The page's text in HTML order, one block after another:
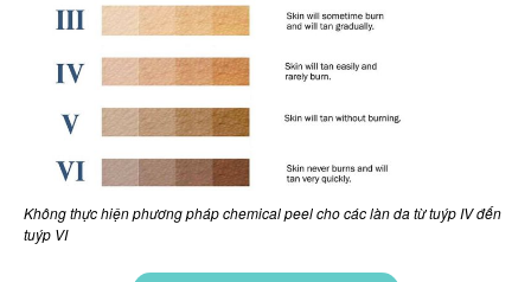
Không thực hiện phương pháp chemical peel cho các làn da từ tuýp IV đến
tuýp VI